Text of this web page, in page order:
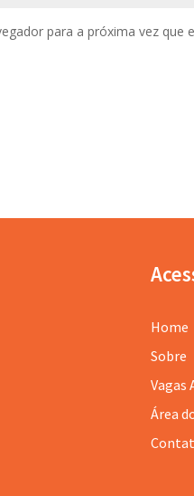
para a próxima vez que
Home
Sobre
Vagas
Área